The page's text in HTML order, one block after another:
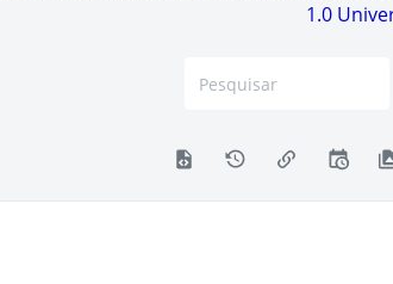
1.0